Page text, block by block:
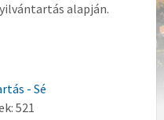
alapján.
- Sé
521